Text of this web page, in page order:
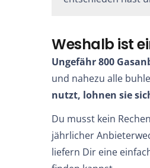
Weshalb ist
Ungefähr 800
und nahezu alle
nutzt, lohnen sie
Du musst kein
jährlicher
liefern Dir eine